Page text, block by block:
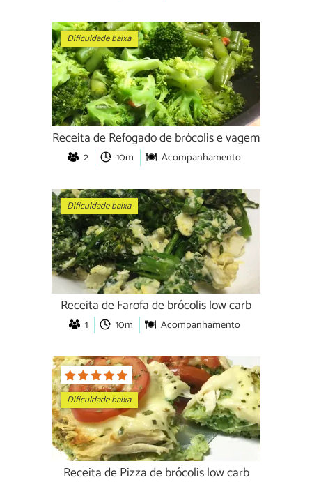
Dificuldade baixa
Receita de Refogado de brócolis e vagem
2 10m Acompanhamento
Dificuldade baixa
Receita de Farofa de brócolis low carb
1 10m Acompanhamento
Dificuldade baixa
Receita de Pizza de brócolis low carb